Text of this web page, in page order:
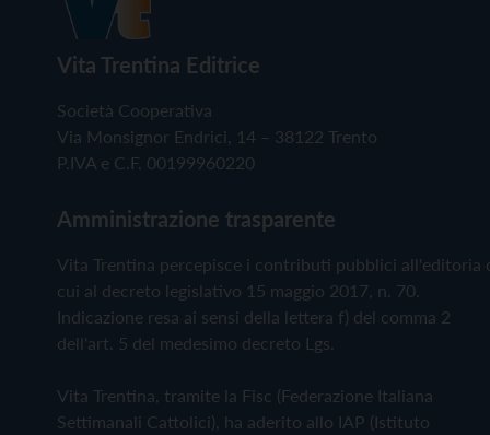
Vita Trentina Editrice
Società Cooperativa
Via Monsignor Endrici, 14 – 38122 Trento
P.IVA e C.F. 00199960220
Amministrazione trasparente
Vita Trentina percepisce i contributi pubblici all'editoria
cui al decreto legislativo 15 maggio 2017, n. 70.
Indicazione resa ai sensi della lettera f) del comma 2
dell'art. 5 del medesimo decreto Lgs.
Vita Trentina, tramite la Fisc (Federazione Italiana
Settimanali Cattolici), ha aderito allo IAP (Istituto